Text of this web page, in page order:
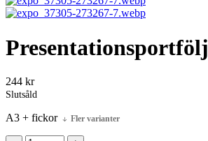
Presentationsportfölj
244 kr
Slutsåld
A3 + fickor Fler varianter